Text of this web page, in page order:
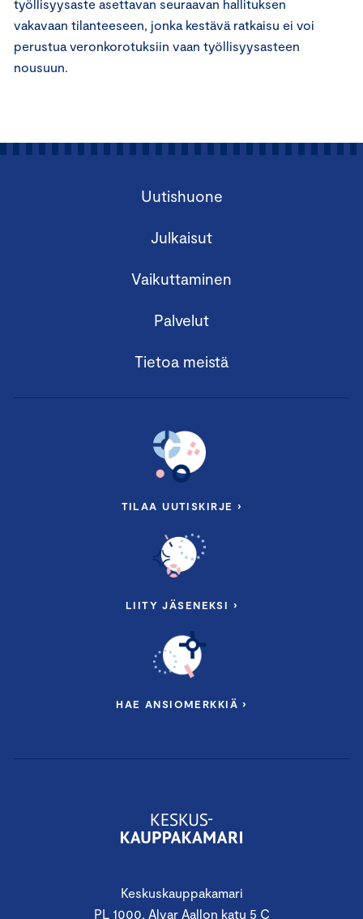
työllisyysaste asettavan seuraavan hallituksen
vakavaan tilanteeseen, jonka kestävä ratkaisu ei voi
perustua veronkorotuksiin vaan työllisyysasteen
nousuun.
Keskuskauppakamari
PL 1000, Alvar Aallon katu 5 C
Uutishuone
Julkaisut
Vaikuttaminen
Palvelut
Tietoa meistä
TILAA UUTISKIRJE ›
LIITY JÄSENEKSI ›
HAE ANSIOMERKKIÄ ›